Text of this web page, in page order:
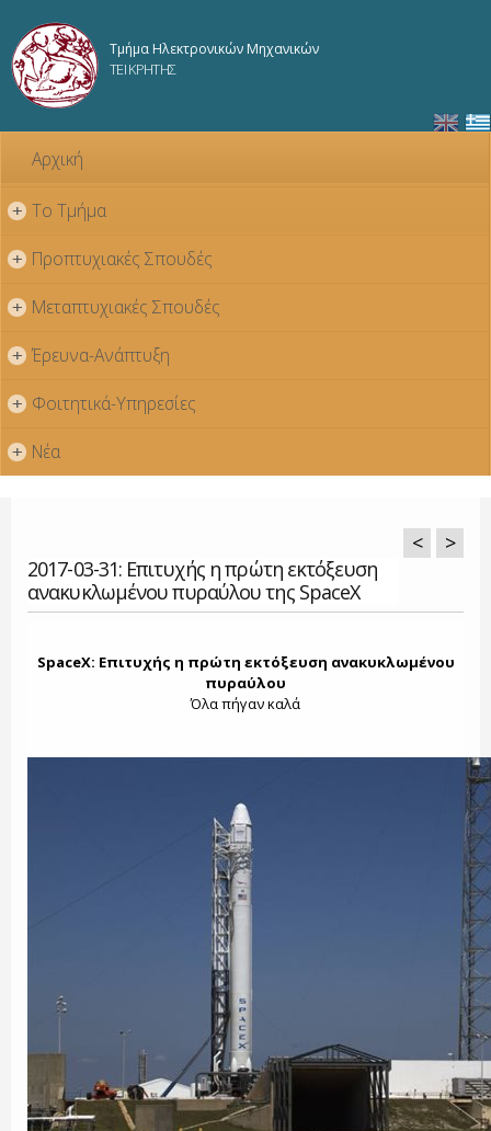
κυρίως
Τμήμα Ηλεκτρονικών Μηχανικών
ΤΕΙ ΚΡΗΤΗΣ
Αρχική
+ Το Τμήμα
+ Προπτυχιακές Σπουδές
+ Μεταπτυχιακές Σπουδές
+ Έρευνα-Ανάπτυξη
+ Φοιτητικά-Υπηρεσίες
+ Νέα
2017-03-31: Επιτυχής η πρώτη εκτόξευση
ανακυκλωμένου πυραύλου της SpaceX
< >
SpaceX: Επιτυχής η πρώτη εκτόξευση ανακυκλωμένου
πυραύλου
Όλα πήγαν καλά